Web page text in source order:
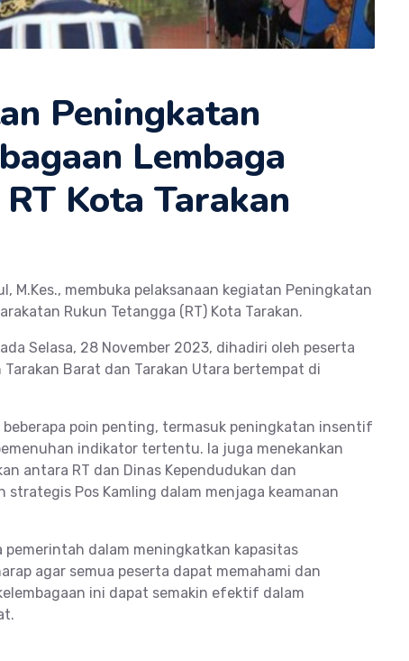
Peningkatan
Lembaga
Kota Tarakan
M.Kes., membuka pelaksanaan kegiatan Peningkatan
Rukun Tetangga (RT) Kota Tarakan.
Selasa, 28 November 2023, dihadiri oleh peserta
Barat dan Tarakan Utara bertempat di
poin penting, termasuk peningkatan insentif
indikator tertentu. Ia juga menekankan
antara RT dan Dinas Kependudukan dan
strategis Pos Kamling dalam menjaga keamanan
dalam meningkatkan kapasitas
agar semua peserta dapat memahami dan
ini dapat semakin efektif dalam